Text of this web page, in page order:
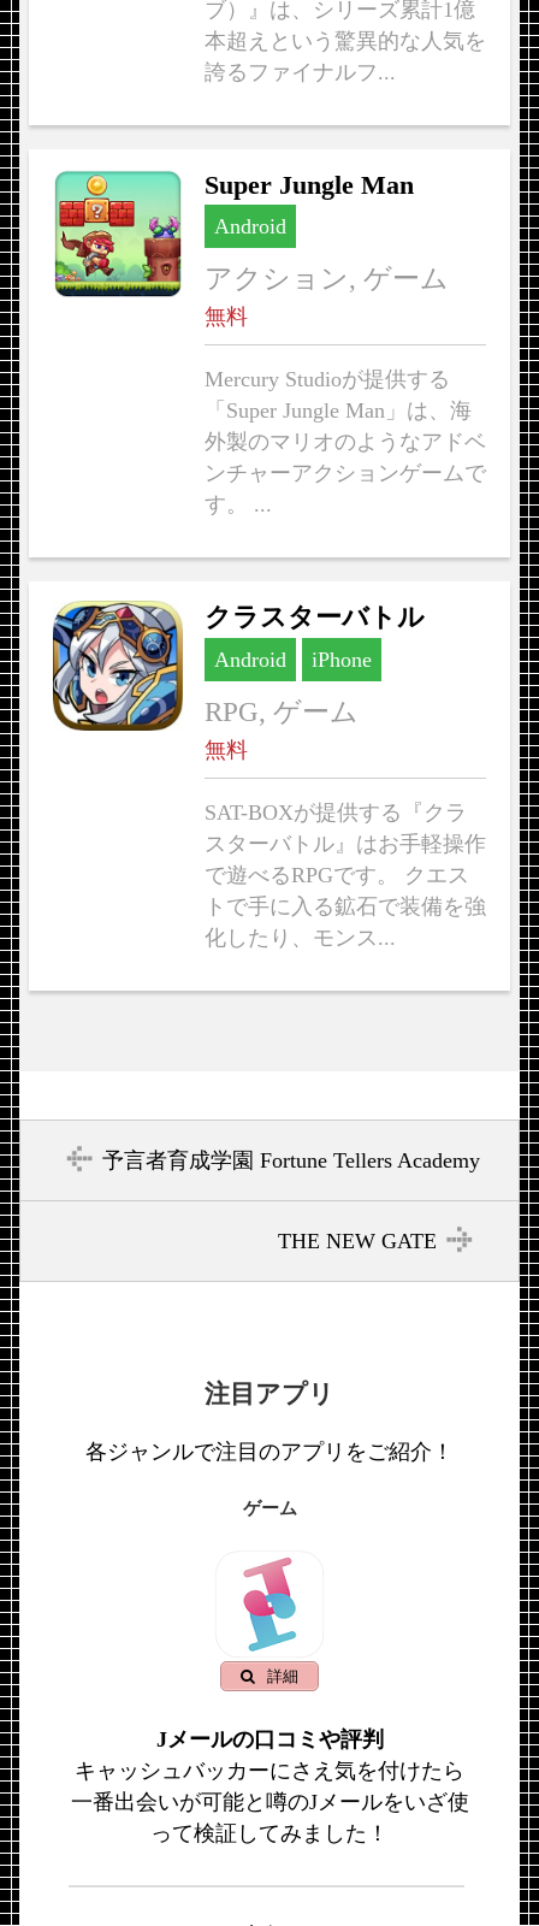
ブ）』は、シリーズ累計1億
本超えという驚異的な人気を
誇るファイナルフ...
Super Jungle Man
Android
アクション, ゲーム
無料
Mercury Studioが提供する
「Super Jungle Man」は、海
外製のマリオのようなアドベ
ンチャーアクションゲームで
す。 ...
クラスターバトル
Android iPhone
RPG, ゲーム
無料
SAT-BOXが提供する『クラ
スターバトル』はお手軽操作
で遊べるRPGです。 クエス
トで手に入る鉱石で装備を強
化したり、モンス...
予言者育成学園 Fortune Tellers Academy
THE NEW GATE
注目アプリ
各ジャンルで注目のアプリをご紹介！
ゲーム
詳細
Jメールの口コミや評判
キャッシュバッカーにさえ気を付けたら
一番出会いが可能と噂のJメールをいざ使
って検証してみました！